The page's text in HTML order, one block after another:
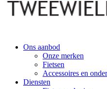
Ons aanbod
Onze merken
Fietsen
Accessoires en
Diensten